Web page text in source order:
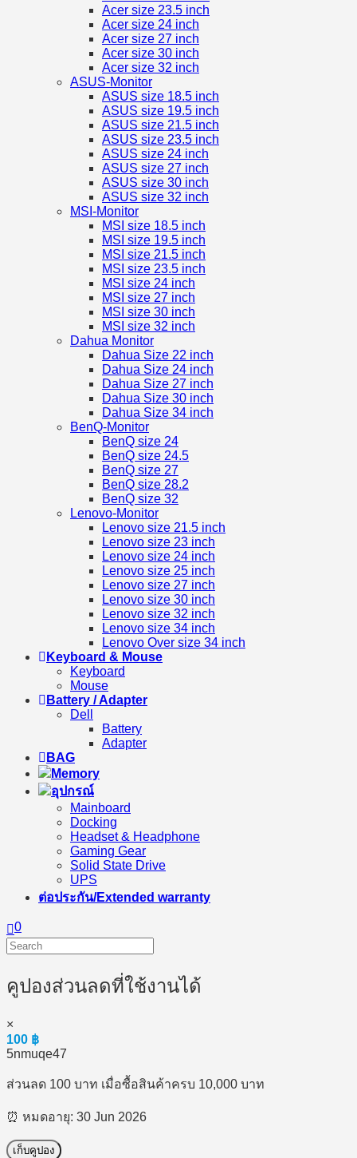
Acer size 23.5 inch
Acer size 24 inch
Acer size 27 inch
Acer size 30 inch
Acer size 32 inch
ASUS-Monitor
ASUS size 18.5 inch
ASUS size 19.5 inch
ASUS size 21.5 inch
ASUS size 23.5 inch
ASUS size 24 inch
ASUS size 27 inch
ASUS size 30 inch
ASUS size 32 inch
MSI-Monitor
MSI size 18.5 inch
MSI size 19.5 inch
MSI size 21.5 inch
MSI size 23.5 inch
MSI size 24 inch
MSI size 27 inch
MSI size 30 inch
MSI size 32 inch
Dahua Monitor
Dahua Size 22 inch
Dahua Size 24 inch
Dahua Size 27 inch
Dahua Size 30 inch
Dahua Size 34 inch
BenQ-Monitor
BenQ size 24
BenQ size 24.5
BenQ size 27
BenQ size 28.2
BenQ size 32
Lenovo-Monitor
Lenovo size 21.5 inch
Lenovo size 23 inch
Lenovo size 24 inch
Lenovo size 25 inch
Lenovo size 27 inch
Lenovo size 30 inch
Lenovo size 32 inch
Lenovo size 34 inch
Lenovo Over size 34 inch
Keyboard & Mouse
Keyboard
Mouse
Battery / Adapter
Dell
Battery
Adapter
BAG
Memory
อุปกรณ์
Mainboard
Docking
Headset & Headphone
Gaming Gear
Solid State Drive
UPS
ต่อประกัน/Extended warranty
0
คูปองส่วนลดที่ใช้งานได้
×
100 ฿
5nmuqe47
ส่วนลด 100 บาท เมื่อซื้อสินค้าครบ 10,000 บาท
⏰ หมดอายุ: 30 Jun 2026
เก็บคูปอง